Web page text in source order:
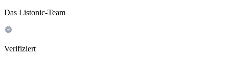
Das Listonic-Team
Verifiziert